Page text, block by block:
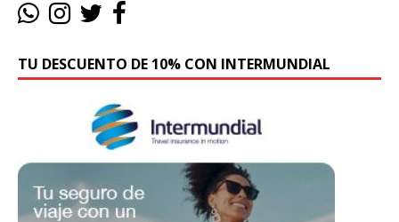
TU DESCUENTO DE 10% CON INTERMUNDIAL